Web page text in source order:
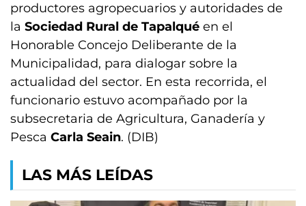
productores agropecuarios y autoridades de
la Sociedad Rural de Tapalqué en el
Honorable Concejo Deliberante de la
Municipalidad, para dialogar sobre la
actualidad del sector. En esta recorrida, el
funcionario estuvo acompañado por la
subsecretaria de Agricultura, Ganadería y
Pesca Carla Seain. (DIB)
LAS MÁS LEÍDAS